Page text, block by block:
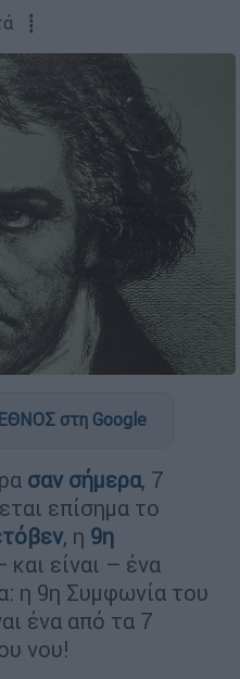
┋
στη Google
σαν σήμερα, 7
επίσημα το
, η 9η
είναι – ένα
η 9η Συμφωνία του
ένα από τα 7
νου!